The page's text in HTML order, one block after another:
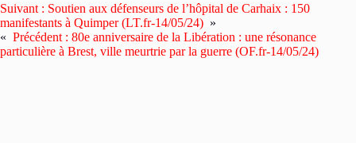
Suivant : Soutien aux défenseurs de l’hôpital de Carhaix : 150
manifestants à Quimper (LT.fr-14/05/24) »
« Précédent : 80e anniversaire de la Libération : une résonance
particulière à Brest, ville meurtrie par la guerre (OF.fr-14/05/24)